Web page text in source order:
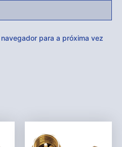
para a próxima vez